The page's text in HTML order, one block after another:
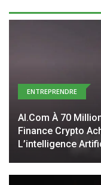
ENTREPRENDRE
AI.com À 70
Finance Crypto
L’intelligence